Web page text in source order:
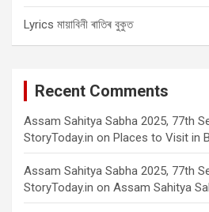
Lyrics মায়াবিনী ৰাতিৰ বুকুত
Recent Comments
Assam Sahitya Sabha 2025, 77th
StoryToday.in on Places to Visit in
Assam Sahitya Sabha 2025, 77th
StoryToday.in on Assam Sahitya